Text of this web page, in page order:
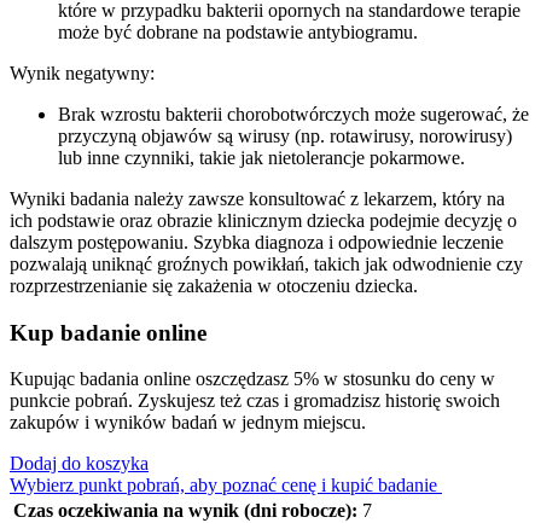
które w przypadku bakterii opornych na standardowe terapie
może być dobrane na podstawie antybiogramu.
Wynik negatywny:
Brak wzrostu bakterii chorobotwórczych może sugerować, że
przyczyną objawów są wirusy (np. rotawirusy, norowirusy)
lub inne czynniki, takie jak nietolerancje pokarmowe.
Wyniki badania należy zawsze konsultować z lekarzem, który na
ich podstawie oraz obrazie klinicznym dziecka podejmie decyzję o
dalszym postępowaniu. Szybka diagnoza i odpowiednie leczenie
pozwalają uniknąć groźnych powikłań, takich jak odwodnienie czy
rozprzestrzenianie się zakażenia w otoczeniu dziecka.
Kup badanie online
Kupując badania online oszczędzasz 5% w stosunku do ceny w
punkcie pobrań. Zyskujesz też czas i gromadzisz historię swoich
zakupów i wyników badań w jednym miejscu.
Dodaj do koszyka
Wybierz punkt pobrań, aby poznać cenę i kupić badanie
Czas oczekiwania na wynik (dni robocze): 7